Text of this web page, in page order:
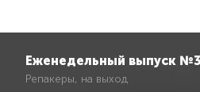
Еженедельный выпуск
Репакеры, на выход